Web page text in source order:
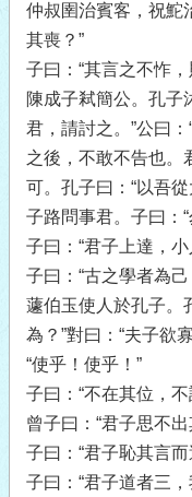
仲叔圉治賓客，祝鮀
其喪？”
子曰：“其言之不怍
陳成子弒簡公。孔子
君，請討之。”公曰
之後，不敢不告也。
可。孔子曰：“以吾
子路問事君。子曰：
子曰：“君子上達，小
子曰：“古之學者為
蘧伯玉使人於孔子。
為？”對曰：“夫子欲
“使乎！使乎！”
子曰：“不在其位，不
曾子曰：“君子思不出
子曰：“君子恥其言而
子曰：“君子道者三